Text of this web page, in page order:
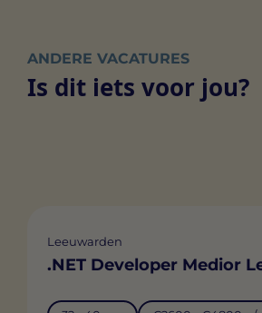
ANDERE VACATURES
Is dit iets voor jou?
Leeuwarden
.NET Developer Medior